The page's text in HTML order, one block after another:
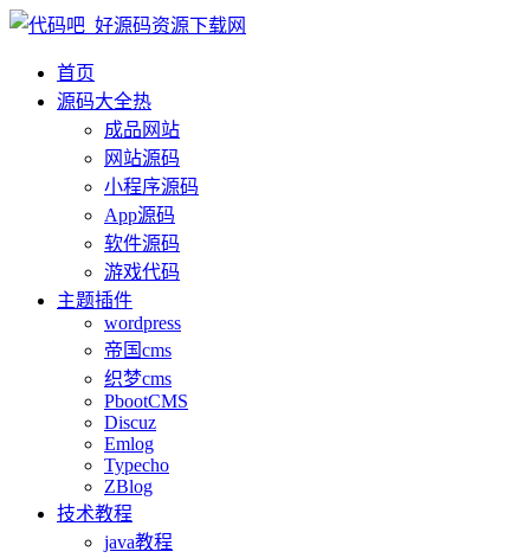
首页
源码大全热
成品网站
网站源码
小程序源码
App源码
软件源码
游戏代码
主题插件
wordpress
帝国cms
织梦cms
PbootCMS
Discuz
Emlog
Typecho
ZBlog
技术教程
java教程